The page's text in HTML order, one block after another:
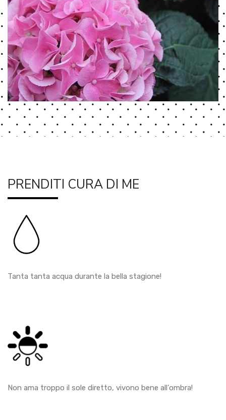
PRENDITI CURA DI ME
Tanta tanta acqua durante la bella stagione!
Non ama troppo il sole diretto, vivono bene all'ombra!